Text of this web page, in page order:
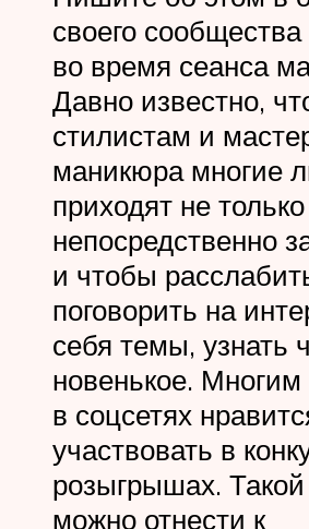
своего сообщества
во время сеанса
Давно известно,
стилистам и
маникюра многие
приходят не только
непосредственно
и чтобы
поговорить на
себя темы, узнать
новенькое.
в соцсетях
участвовать в
розыгрышах. Такой
можно отнести к